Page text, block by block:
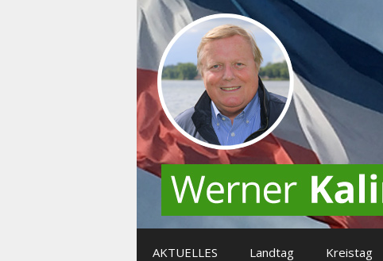
AKTUELLES Landtag Kreistag